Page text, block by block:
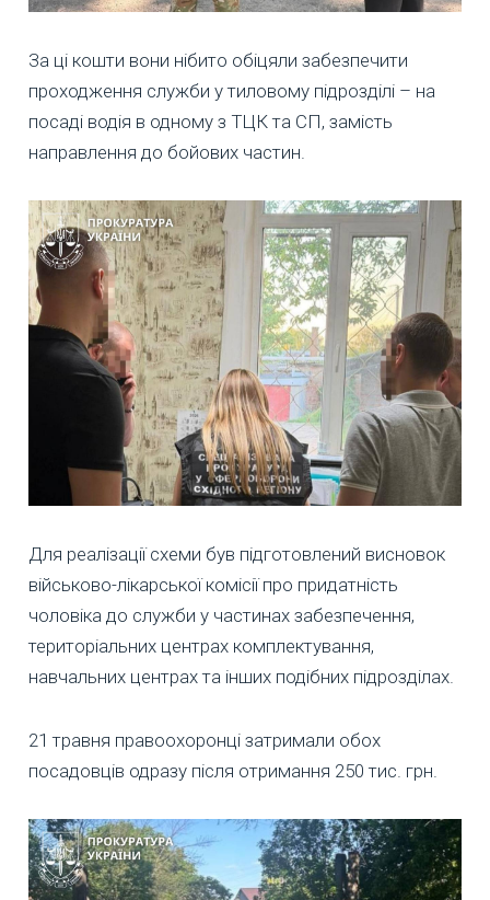
За ці кошти вони нібито обіцяли забезпечити
проходження служби у тиловому підрозділі – на
посаді водія в одному з ТЦК та СП, замість
направлення до бойових частин.
Для реалізації схеми був підготовлений висновок
військово-лікарської комісії про придатність
чоловіка до служби у частинах забезпечення,
територіальних центрах комплектування,
навчальних центрах та інших подібних підрозділах.
21 травня правоохоронці затримали обох
посадовців одразу після отримання 250 тис. грн.